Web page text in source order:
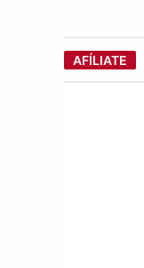
AFÍLIATE